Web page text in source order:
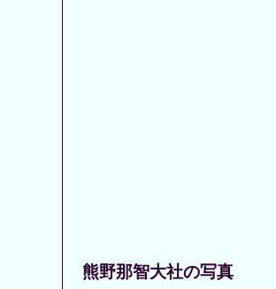
熊野那智大社の写真